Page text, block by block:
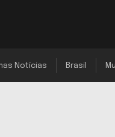
Notícias Brasil